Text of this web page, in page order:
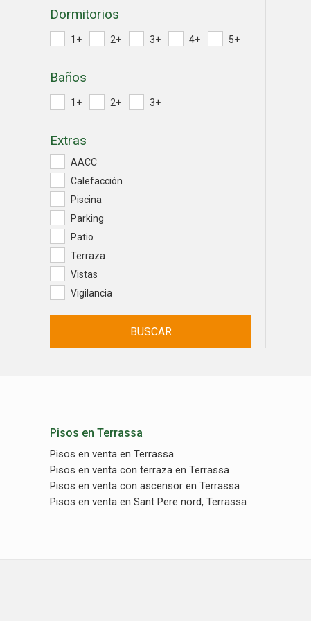
Dormitorios
1+ 2+ 3+ 4+ 5+
Baños
1+ 2+ 3+
Extras
AACC
Calefacción
Piscina
Parking
Patio
Terraza
Vistas
Vigilancia
BUSCAR
Pisos en Terrassa
Pisos en venta en Terrassa
Pisos en venta con terraza en Terrassa
Pisos en venta con ascensor en Terrassa
Pisos en venta en Sant Pere nord, Terrassa